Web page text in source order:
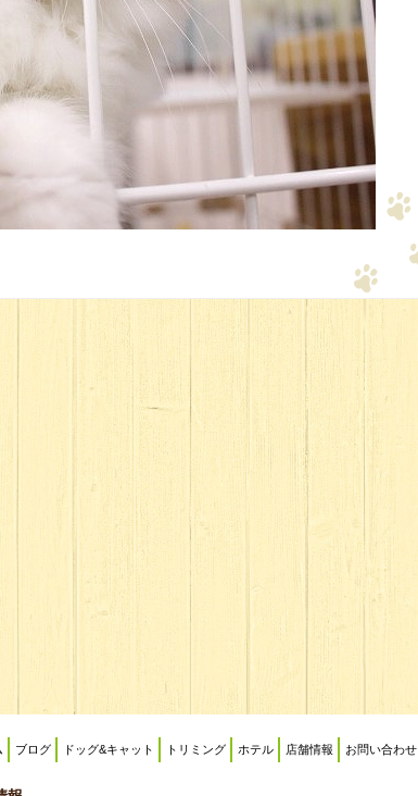
ブログ ドッグ&キャット トリミング ホテル 店舗情報 お問い合わせ